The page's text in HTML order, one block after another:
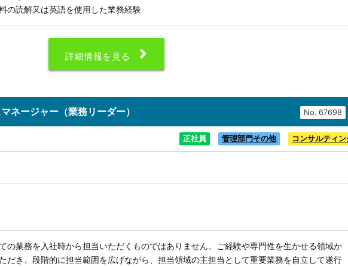
の読解又は英語を使用した業務経験
詳細情報を見る
No.
ネージャー（業務リーダー）
正社員 管理部門その他 コンサルティン
の業務を入社時から担当いただくものではありません。ご経験や専門性を生かせる領域か
だき、段階的に担当範囲を広げながら、担当領域の主担当として重要業務を自立して遂行